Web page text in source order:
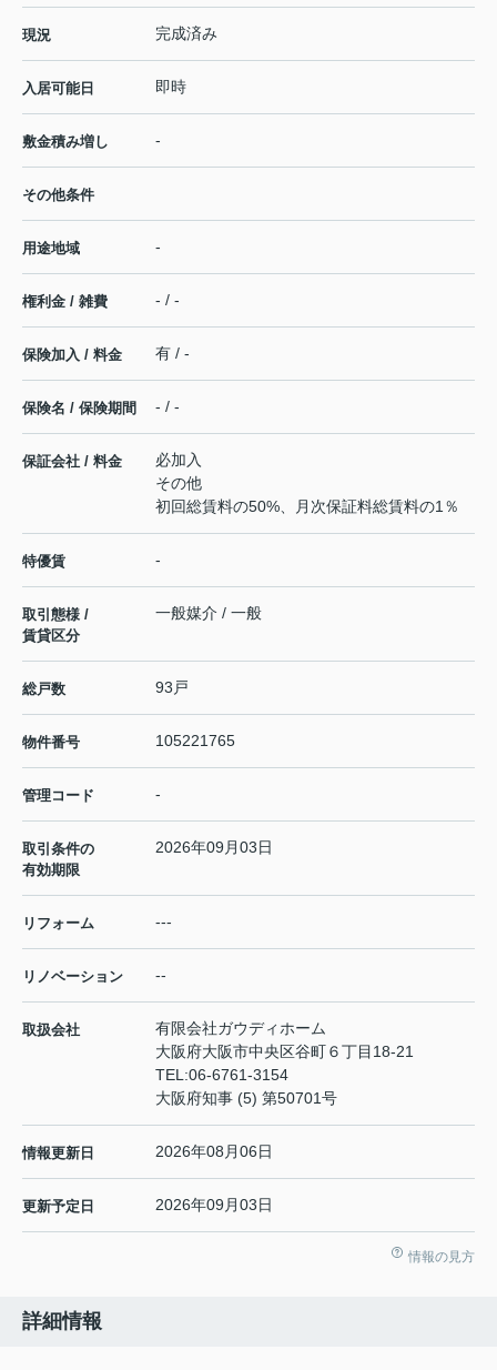
現況 完成済み
入居可能日 即時
敷金積み増し -
その他条件
用途地域 -
権利金 / 雑費 - / -
保険加入 / 料金 有 / -
保険名 / 保険期間 - / -
保証会社 / 料金
必加入
その他
初回総賃料の50%、月次保証料総賃料の1％
特優賃 -
取引態様 /
賃貸区分
一般媒介 / 一般
総戸数 93戸
物件番号 105221765
管理コード -
取引条件の
有効期限
2026年09月03日
リフォーム ---
リノベーション --
取扱会社
有限会社ガウディホーム
大阪府大阪市中央区谷町６丁目18-21
TEL:06-6761-3154
大阪府知事 (5) 第50701号
情報更新日 2026年08月06日
更新予定日 2026年09月03日
情報の見方
詳細情報